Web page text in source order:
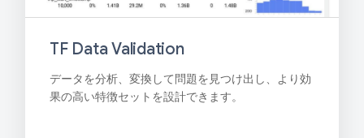
TF Data Validation
データを分析、変換して問題を見つけ出し、より効
果の高い特徴セットを設計できます。